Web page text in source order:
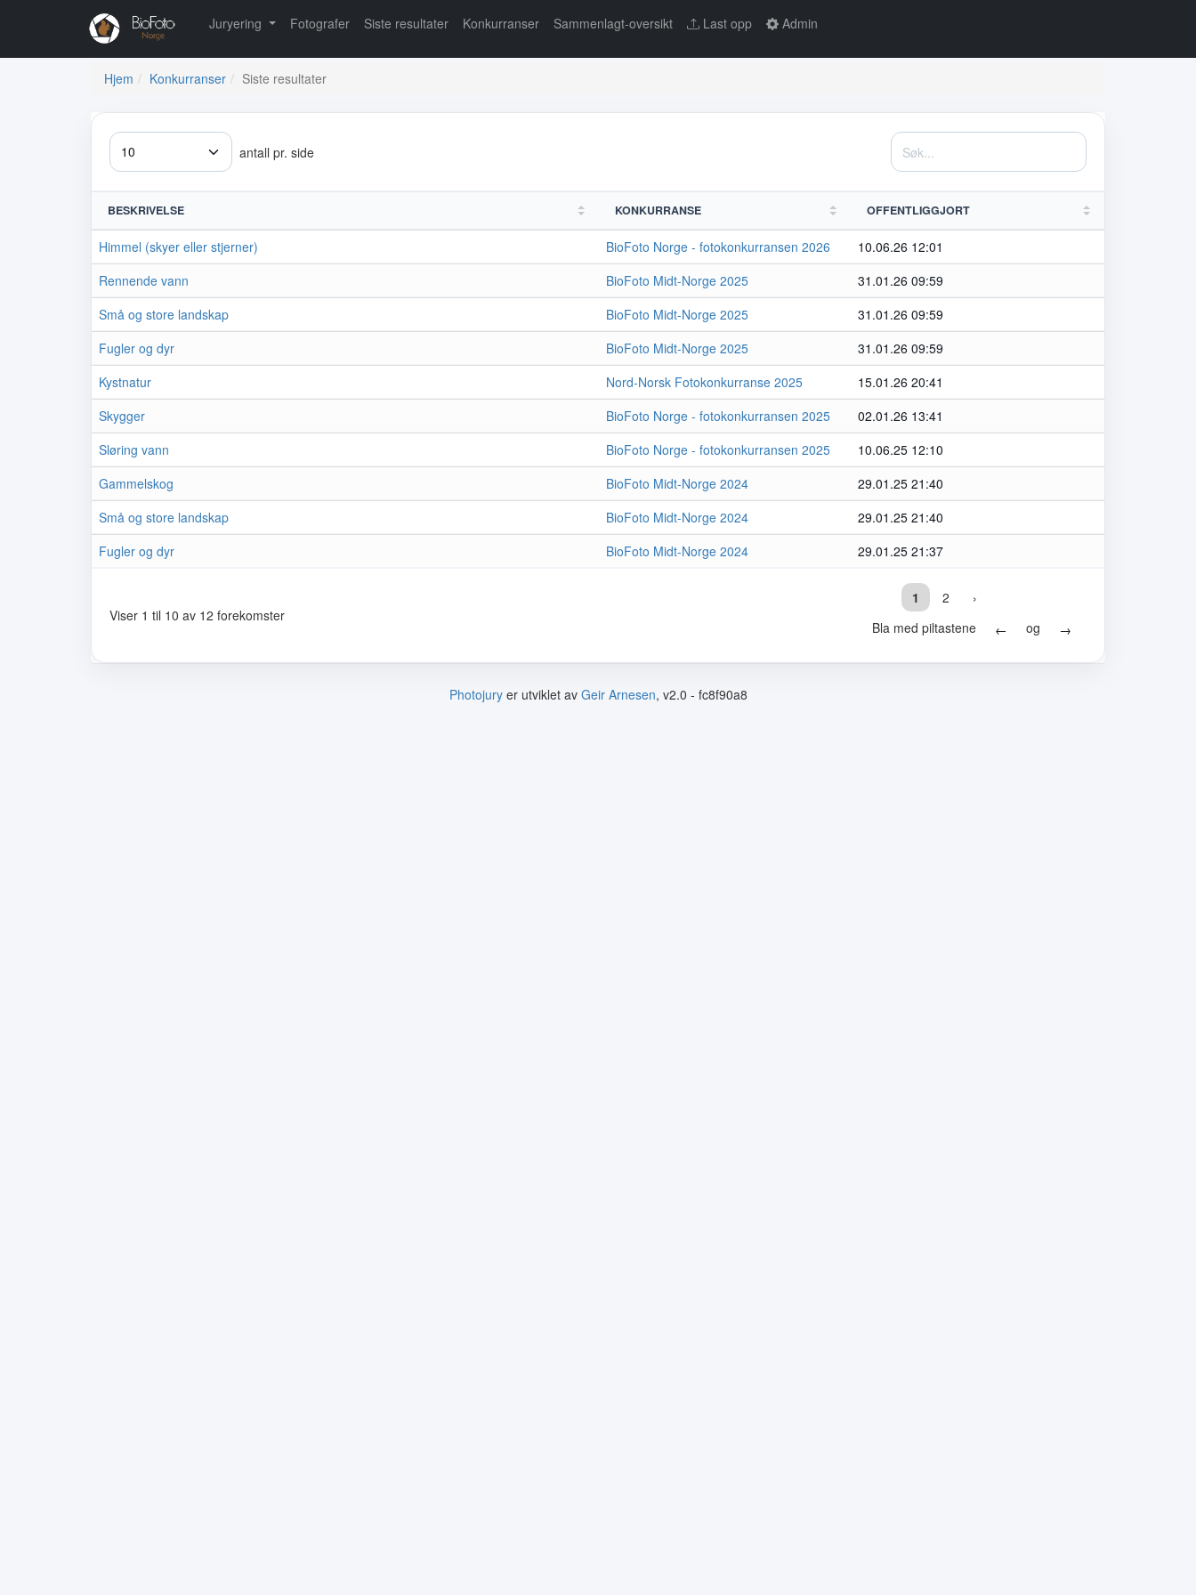
Juryering Fotografer Siste resultater Konkurranser Sammenlagt-oversikt Last opp Admin
Hjem Konkurranser Siste resultater
antall pr. side
BESKRIVELSE KONKURRANSE OFFENTLIGGJORT
Himmel (skyer eller stjerner) BioFoto Norge - fotokonkurransen 2026
10.06.26 12:01
Rennende vann
BioFoto Midt-Norge 2025
31.01.26 09:59
Små og store landskap
BioFoto Midt-Norge 2025
31.01.26 09:59
Fugler og dyr
BioFoto Midt-Norge 2025
31.01.26 09:59
Kystnatur
Nord-Norsk Fotokonkurranse 2025
15.01.26 20:41
Skygger
BioFoto Norge - fotokonkurransen 2025
02.01.26 13:41
Sløring vann
BioFoto Norge - fotokonkurransen 2025
10.06.25 12:10
Gammelskog
BioFoto Midt-Norge 2024
29.01.25 21:40
Små og store landskap
BioFoto Midt-Norge 2024
29.01.25 21:40
Fugler og dyr
BioFoto Midt-Norge 2024 29.01.25 21:37
Viser 1 til 10 av 12 forekomster
1 2
›
Bla med piltastene
← og →
Photojuryer utviklet av Geir Arnesen, v2.0 - fc8f90a8